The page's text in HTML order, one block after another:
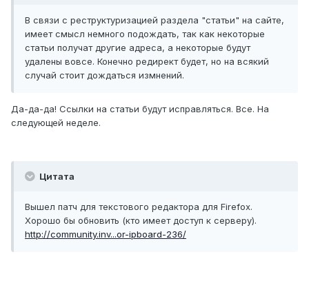
В связи с реструктуризацией раздела "статьи" на сайте,
имеет смысл немного подождать, так как некоторые
статьи получат другие адреса, а некоторые будут
удалены вовсе. Конечно редирект будет, но на всякий
случай стоит дождаться измнений.
Да-да-да! Ссылки на статьи будут исправляться. Все. На
следующей неделе.
Цитата
Вышел патч для текстового редактора для Firefox.
Хорошо бы обновить (кто имеет доступ к серверу).
http://community.inv...or-ipboard-236/